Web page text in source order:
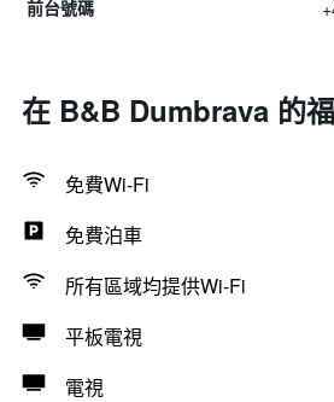
前台號碼
在 B&B Dumbrava 的
免費Wi-Fi
免費泊車
所有區域均提供Wi-Fi
平板電視
電視